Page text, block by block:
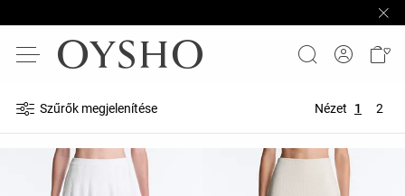
Szűrők megjelenítése Nézet 1 2